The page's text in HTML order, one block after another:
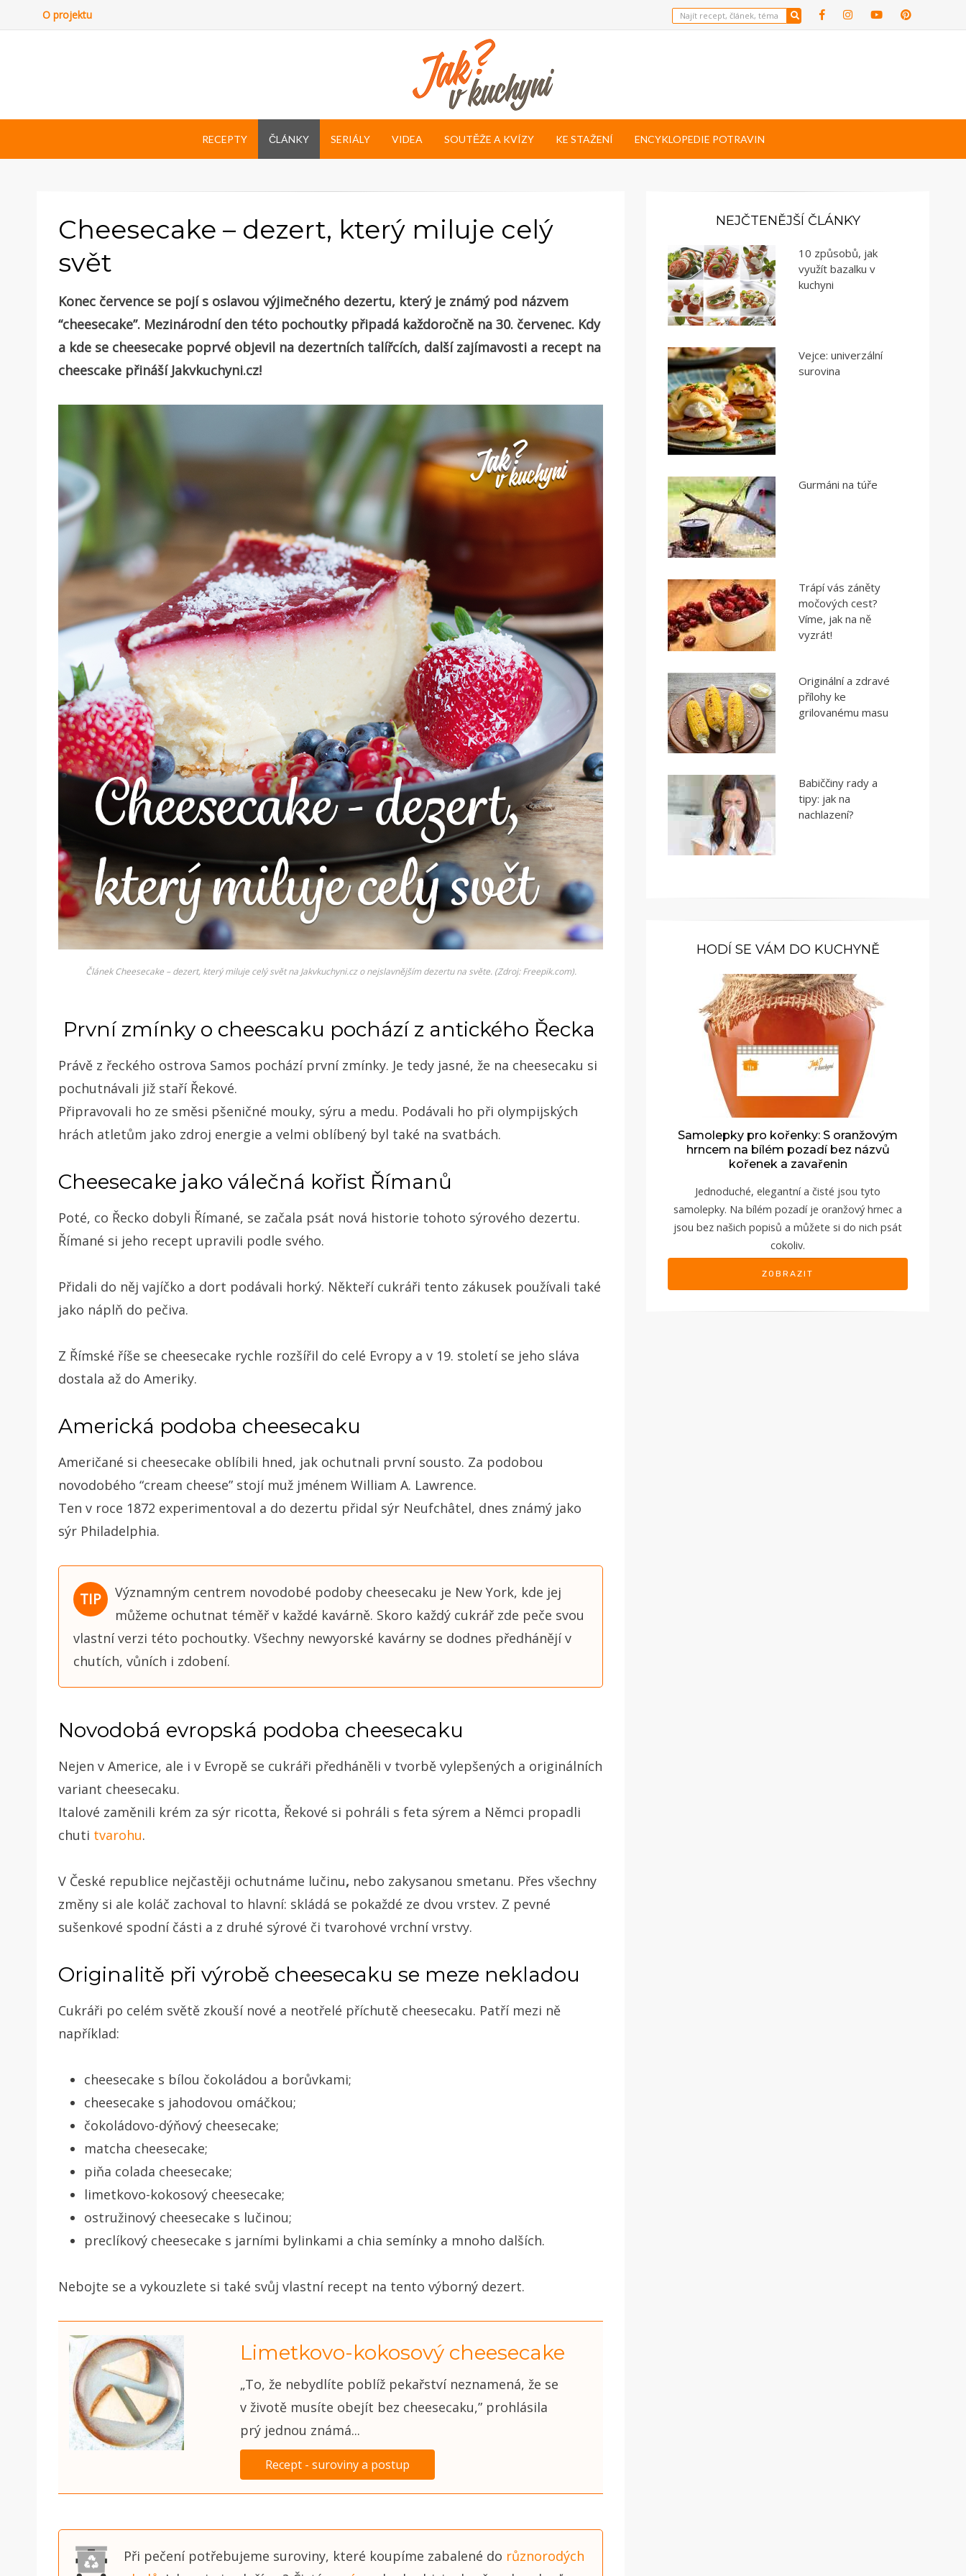
O projektu
RECEPTY ČLÁNKY SERIÁLY VIDEA SOUTĚŽE A KVÍZY KE STAŽENÍ ENCYKLOPEDIE POTRAVIN
Cheesecake – dezert, který miluje celý
svět
Konec července se pojí s oslavou výjimečného dezertu, který je známý pod názvem
“cheesecake”. Mezinárodní den této pochoutky připadá každoročně na 30. červenec. Kdy
a kde se cheesecake poprvé objevil na dezertních talířcích, další zajímavosti a recept na
cheescake přináší Jakvkuchyni.cz!
Článek Cheesecake – dezert, který miluje celý svět na Jakvkuchyni.cz o nejslavnějším dezertu na světe. (Zdroj: Freepik.com).
První zmínky o cheescaku pochází z antického Řecka
Právě z řeckého ostrova Samos pochází první zmínky. Je tedy jasné, že na cheesecaku si
pochutnávali již staří Řekové.
Připravovali ho ze směsi pšeničné mouky, sýru a medu. Podávali ho při olympijských
hrách atletům jako zdroj energie a velmi oblíbený byl také na svatbách.
Cheesecake jako válečná kořist Římanů
Poté, co Řecko dobyli Římané, se začala psát nová historie tohoto sýrového dezertu.
Římané si jeho recept upravili podle svého.
Přidali do něj vajíčko a dort podávali horký. Někteří cukráři tento zákusek používali také
jako náplň do pečiva.
Z Římské říše se cheesecake rychle rozšířil do celé Evropy a v 19. století se jeho sláva
dostala až do Ameriky.
Americká podoba cheesecaku
Američané si cheesecake oblíbili hned, jak ochutnali první sousto. Za podobou
novodobého “cream cheese” stojí muž jménem William A. Lawrence.
Ten v roce 1872 experimentoval a do dezertu přidal sýr Neufchâtel, dnes známý jako
sýr Philadelphia.
Významným centrem novodobé podoby cheesecaku je New York, kde jej
můžeme ochutnat téměř v každé kavárně. Skoro každý cukrář zde peče svou
vlastní verzi této pochoutky. Všechny newyorské kavárny se dodnes předhánějí v
chutích, vůních i zdobení.
Novodobá evropská podoba cheesecaku
Nejen v Americe, ale i v Evropě se cukráři předháněli v tvorbě vylepšených a originálních
variant cheesecaku.
Italové zaměnili krém za sýr ricotta, Řekové si pohráli s feta sýrem a Němci propadli
chuti tvarohu.
V České republice nejčastěji ochutnáme lučinu, nebo zakysanou smetanu. Přes všechny
změny si ale koláč zachoval to hlavní: skládá se pokaždé ze dvou vrstev. Z pevné
sušenkové spodní části a z druhé sýrové či tvarohové vrchní vrstvy.
Originalitě při výrobě cheesecaku se meze nekladou
Cukráři po celém světě zkouší nové a neotřelé příchutě cheesecaku. Patří mezi ně
například:
cheesecake s bílou čokoládou a borůvkami;
cheesecake s jahodovou omáčkou;
čokoládovo-dýňový cheesecake;
matcha cheesecake;
piňa colada cheesecake;
limetkovo-kokosový cheesecake;
ostružinový cheesecake s lučinou;
preclíkový cheesecake s jarními bylinkami a chia semínky a mnoho dalších.
Nebojte se a vykouzlete si také svůj vlastní recept na tento výborný dezert.
Limetkovo-kokosový cheesecake
„To, že nebydlíte poblíž pekařství neznamená, že se
v životě musíte obejít bez cheesecaku,” prohlásila
prý jednou známá...
Recept - suroviny a postup
Při pečení potřebujeme suroviny, které koupíme zabalené do různorodých
NEJČTENĚJŠÍ ČLÁNKY
10 způsobů, jak
využít bazalku v
kuchyni
Vejce: univerzální
surovina
Gurmáni na túře
Trápí vás záněty
močových cest?
Víme, jak na ně
vyzrát!
Originální a zdravé
přílohy ke
grilovanému masu
Babiččiny rady a
tipy: jak na
nachlazení?
HODÍ SE VÁM DO KUCHYNĚ
Samolepky pro kořenky: S oranžovým
hrncem na bílém pozadí bez názvů
kořenek a zavařenin
Jednoduché, elegantní a čisté jsou tyto
samolepky. Na bílém pozadí je oranžový hrnec a
jsou bez našich popisů a můžete si do nich psát
cokoliv.
ZOBRAZIT